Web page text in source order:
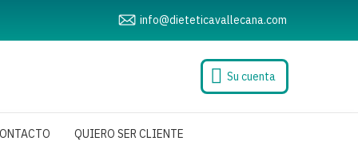
info@dieteticavallecana.com
Su cuenta
QUIERO SER CLIENTE